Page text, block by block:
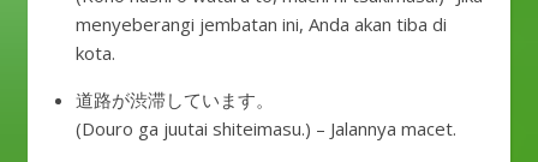
menyeberangi jembatan ini, Anda akan tiba di
kota.
道路が渋滞しています。
(Douro ga juutai shiteimasu.) – Jalannya macet.